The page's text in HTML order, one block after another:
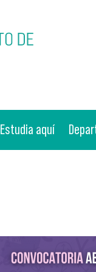
Estudia aquí